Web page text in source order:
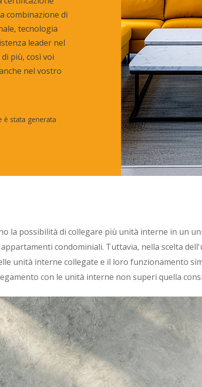
combinazione di
tecnologia
leader nel
più, così voi
nel vostro
è stata generata
la possibilità di collegare più unità interne in un
condominiali. Tuttavia, nella scelta
unità interne collegate e il loro funzionamento
con le unità interne non superi quella